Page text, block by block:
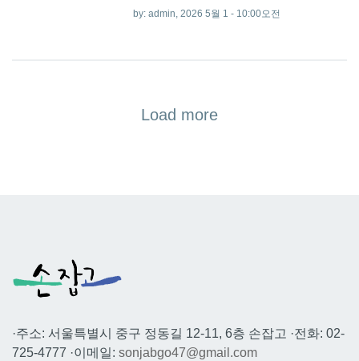
by: admin , 2026 5월 1 - 10:00오전
Load more
·주소: 서울특별시 중구 정동길 12-11, 6층 손잡고 ·전화: 02-
725-4777 ·이메일: sonjabgo47@gmail.com